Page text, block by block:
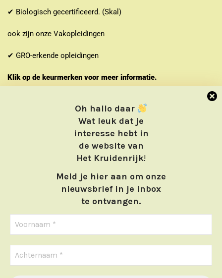
Oh hallo daar
Wat leuk dat je
interesse hebt in
de website van
Het Kruidenrijk!
Meld je hier aan om onze
nieuwsbrief in je inbox
te ontvangen.
✔ Biologisch gecertificeerd. (Skal)
ook zijn onze Vakopleidingen
✔ GRO-erkende opleidingen
Klik op de keurmerken voor meer informatie.
Home
Webwinkel
Cursussen